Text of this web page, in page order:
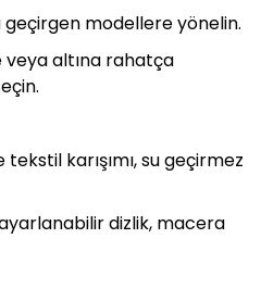
modellere yönelin.
altına rahatça
tekstil karışımı, su geçirmez
dizlik, macera